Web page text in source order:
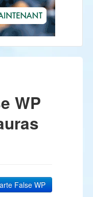
WP
False WP